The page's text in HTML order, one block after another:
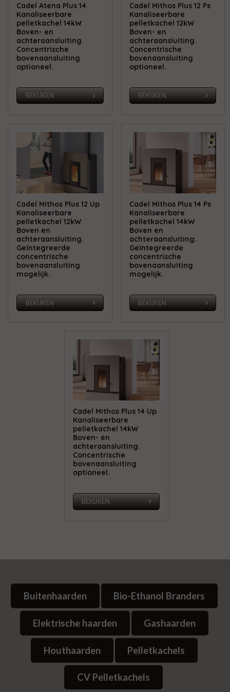
Cadel Atena Plus 14
Kanaliseerbare
pelletkachel 14kW
Boven- en
achteraansluiting.
Concentrische
bovenaansluiting
optioneel.
BEKIJKEN
Cadel Mithos Plus 12 Ps
Kanaliseerbare
pelletkachel 12kW
Boven- en
achteraansluiting.
Concentrische
bovenaansluiting
optioneel.
BEKIJKEN
Cadel Mithos Plus 12 Up
Kanaliseerbare
pelletkachel 12kW
Boven en
achteraansluiting.
Geïntegreerde
concentrische
bovenaansluiting
mogelijk.
BEKIJKEN
Cadel Mithos Plus 14 Ps
Kanaliseerbare
pelletkachel 14kW
Boven en
achteraansluiting.
Geïntegreerde
concentrische
bovenaansluiting
mogelijk.
BEKIJKEN
Cadel Mithos Plus 14 Up
Kanaliseerbare
pelletkachel 14kW
Boven- en
achteraansluiting.
Concentrische
bovenaansluiting
optioneel.
BEKIJKEN
Buitenhaarden Bio-Ethanol Branders
Elektrische haarden Gashaarden
Houthaarden Pelletkachels
CV Pelletkachels